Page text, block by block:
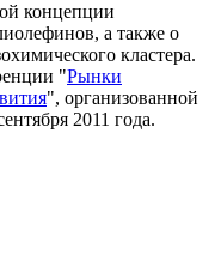
концепции
а также о
кластера.
"Рынки
", организованной
2011 года.